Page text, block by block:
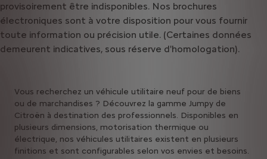
provisoirement être indisponibles. Nos brochures
électroniques sont à votre disposition pour vous fournir
toute information ou précision utile. (Certaines données
demeurent indicatives, sous réserve d'homologation).
Vous recherchez un véhicule utilitaire neuf pour de biens
ou de marchandises ? Découvrez la gamme Jumpy de
Citroën à destination des professionnels. Disponibles en
plusieurs dimensions, motorisation thermique ou
électrique, nos véhicules utilitaires existent en plusieurs
finitions et sont configurables selon vos envies et besoins.